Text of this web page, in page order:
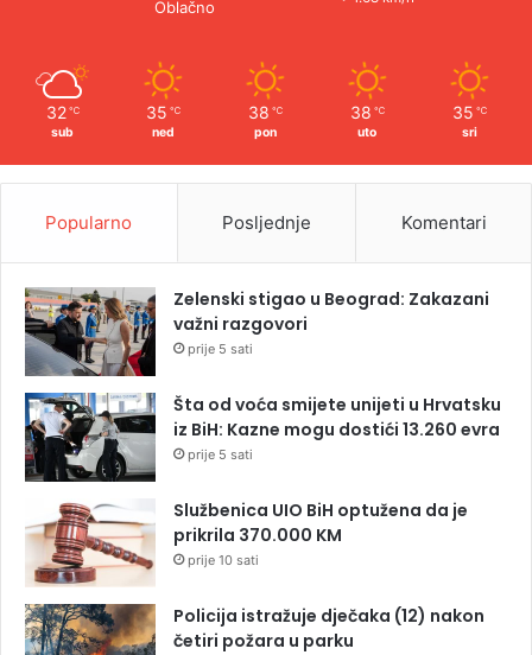
Oblačno
32 ℃
sub
35 ℃
ned
38 ℃
pon
38 ℃
uto
35 ℃
sri
Popularno Posljednje Komentari
Zelenski stigao u Beograd: Zakazani
važni razgovori
prije 5 sati
Šta od voća smijete unijeti u Hrvatsku
iz BiH: Kazne mogu dostići 13.260 evra
prije 5 sati
Službenica UIO BiH optužena da je
prikrila 370.000 KM
prije 10 sati
Policija istražuje dječaka (12) nakon
četiri požara u parku